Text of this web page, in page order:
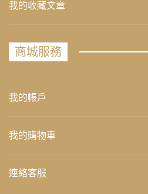
我的收藏文章
商城服務
我的帳戶
我的購物車
連絡客服